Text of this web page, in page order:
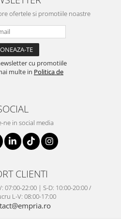
ofertele si promotiile noastre
cu promotiile
multe in Politica de
ne in social media
CLIENTI
07:00-22:00 | S-D: 10:00-20:00 /
L-V: 08:00-17:00